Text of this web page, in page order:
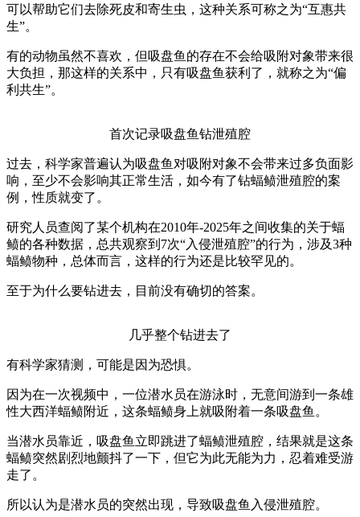
可以帮助它们去除死皮和寄生虫，这种关系可称之为“互惠共
生”。
有的动物虽然不喜欢，但吸盘鱼的存在不会给吸附对象带来很
大负担，那这样的关系中，只有吸盘鱼获利了，就称之为“偏
利共生”。
首次记录吸盘鱼钻泄殖腔
过去，科学家普遍认为吸盘鱼对吸附对象不会带来过多负面影
响，至少不会影响其正常生活，如今有了钻蝠鲼泄殖腔的案
例，性质就变了。
研究人员查阅了某个机构在2010年-2025年之间收集的关于蝠
鲼的各种数据，总共观察到7次“入侵泄殖腔”的行为，涉及3种
蝠鲼物种，总体而言，这样的行为还是比较罕见的。
至于为什么要钻进去，目前没有确切的答案。
几乎整个钻进去了
有科学家猜测，可能是因为恐惧。
因为在一次视频中，一位潜水员在游泳时，无意间游到一条雄
性大西洋蝠鲼附近，这条蝠鲼身上就吸附着一条吸盘鱼。
当潜水员靠近，吸盘鱼立即跳进了蝠鲼泄殖腔，结果就是这条
蝠鲼突然剧烈地颤抖了一下，但它为此无能为力，忍着难受游
走了。
所以认为是潜水员的突然出现，导致吸盘鱼入侵泄殖腔。